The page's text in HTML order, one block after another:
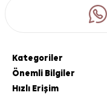
Kategoriler
Önemli Bilgiler
Hızlı Erişim